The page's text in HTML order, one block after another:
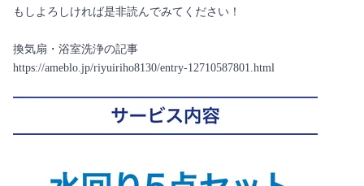
もしよろしければ是非読んでみてください！
換気扇・浴室洗浄の記事
https://ameblo.jp/riyuiriho8130/entry-12710587801.html